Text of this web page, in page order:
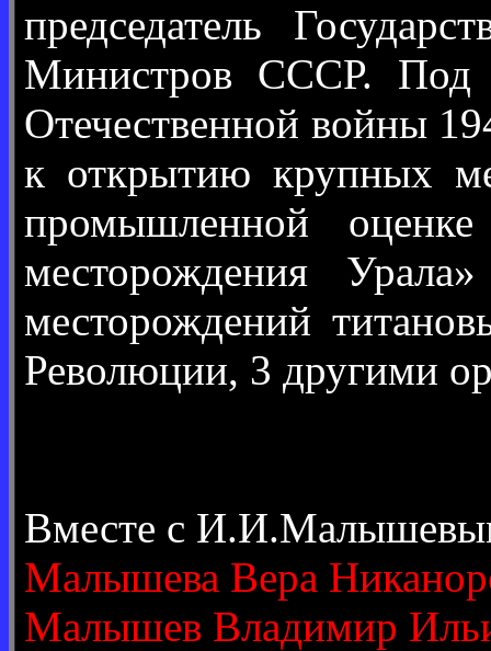
председатель
Министров СССР. Под
Отечественной войны
к открытию крупных
промышленной оценке
месторождения
месторождений
Революции, 3 другими
Вместе с
Малышева Вера
Малышев Владимир